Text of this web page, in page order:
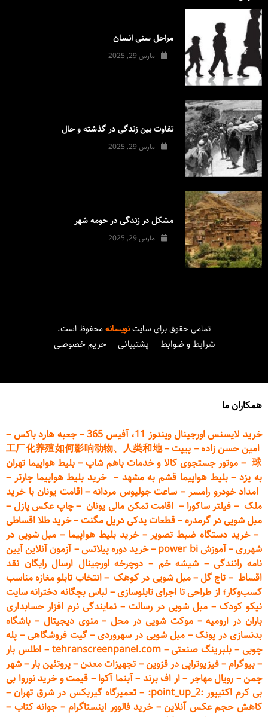
مراحل سنی انسان
مارس 29, 2025
تفاوت بین زندگی در گذشته و حال
مارس 29, 2025
مشکل در زندگی در حومه شهر
مارس 29, 2025
تمامی حقوق برای سایتنویسانهمحفوظ است.
شرایط و ضوابط پشتیبانی حریم خصوصی
همکاران ما
خرید لایسنس اورجینال ویندوز 11، آفیس 365
–جعبه هارد باکس –
امین حسن زاده– پیپت–
工厂化养殖如何影响动物、人类和地
球
– موتور جستجوی کالا و خدمات باهم شاپ– بلیط هواپیما تهران
به یزد–بلیط هواپیما قشم به مشهد –خرید بلیط هواپیما چارتر –
امداد خودرو رامسر– ساعت جولیوس مردانه–اقامت یونان با خرید
ملک – فیلتر ساکورا – اقامت تمکن مالی یونان –چاپ عکس پازل –
مبل شویی در گرمدره–قطعاتیدکی دریل مگنت–خرید طلا اقساطی
–خرید دستگاه ضبط تصویر–خرید بلیط هواپیما –مبل شویی در
شهرری–آموزش power bi –خرید دورهپیلاتس–آزمون آنلاین آیین
نامه رانندگی– شیشه خم – دوچرخه اورجینال ارسال رایگان نقد
اقساط – تاج گل–مبل شویی در کوهک–انتخاب تابلو مغازه مناسب
کسب‌وکار؛ از طراحی تا اجرای تابلوسازی– لباس بچگانه دخترانه سایت
نیکو کودک – مبل شویی در رسالت – نمایندگی نرم افزار حسابداری
باران در ارومیه–موکت شویی در محل–منوی دیجیتال – باشگاه
بدنسازی در پونک–مبل شویی در سهروردی–گیت فروشگاهی – پله
چوبی – بلبرینگ صنعتی–
tehranscreenpanel.com
–اطلس بار
–بیوگرام–فیزیوتراپی در قزوین– تجهیزات معدن–پروتئین بار–شهر
چمن– رویال مهاجر –ار اف برند –آبنما آکوا – قیمت و خرید نوروا بی
بی کرم اکتیپور :point_up_2:
– تعمیرگاه گیربکس در شرق تهران–
کاهش حجم عکس آنلاین–خرید فالوور اینستاگرام–جوانه کتاب –